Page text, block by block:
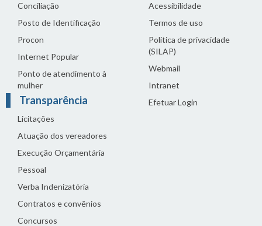
Conciliação
Posto de Identificação
Procon
Internet Popular
Ponto de atendimento à
mulher
Transparência
Licitações
Atuação dos vereadores
Execução Orçamentária
Pessoal
Verba Indenizatória
Contratos e convênios
Concursos
Acessibilidade
Termos de uso
Política de privacidade
(SILAP)
Webmail
Intranet
Efetuar Login